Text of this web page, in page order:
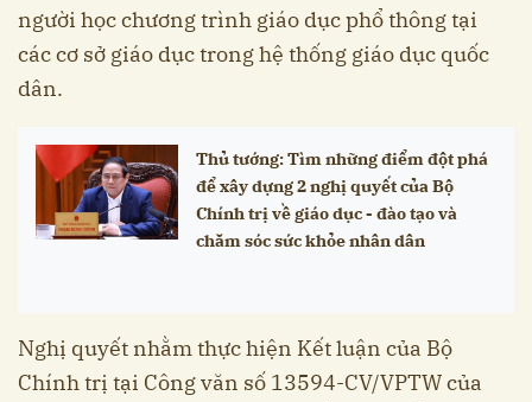
người học chương trình giáo dục phổ thông tại
các cơ sở giáo dục trong hệ thống giáo dục quốc
dân.
Thủ tướng: Tìm những điểm đột phá
để xây dựng 2 nghị quyết của Bộ
Chính trị về giáo dục - đào tạo và
chăm sóc sức khỏe nhân dân
Nghị quyết nhằm thực hiện Kết luận của Bộ
Chính trị tại Công văn số 13594-CV/VPTW của